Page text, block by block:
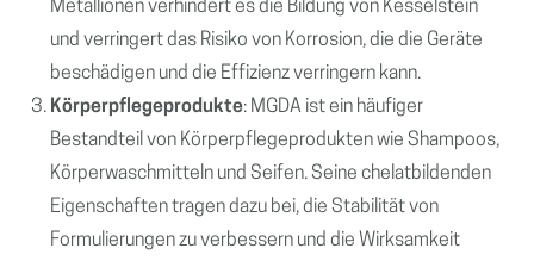
Metallionen verhindert es die Bildung von Kesselstein
und verringert das Risiko von Korrosion, die die Geräte
beschädigen und die Effizienz verringern kann.
Körperpflegeprodukte: MGDA ist ein häufiger
Bestandteil von Körperpflegeprodukten wie Shampoos,
Körperwaschmitteln und Seifen. Seine chelatbildenden
Eigenschaften tragen dazu bei, die Stabilität von
Formulierungen zu verbessern und die Wirksamkeit